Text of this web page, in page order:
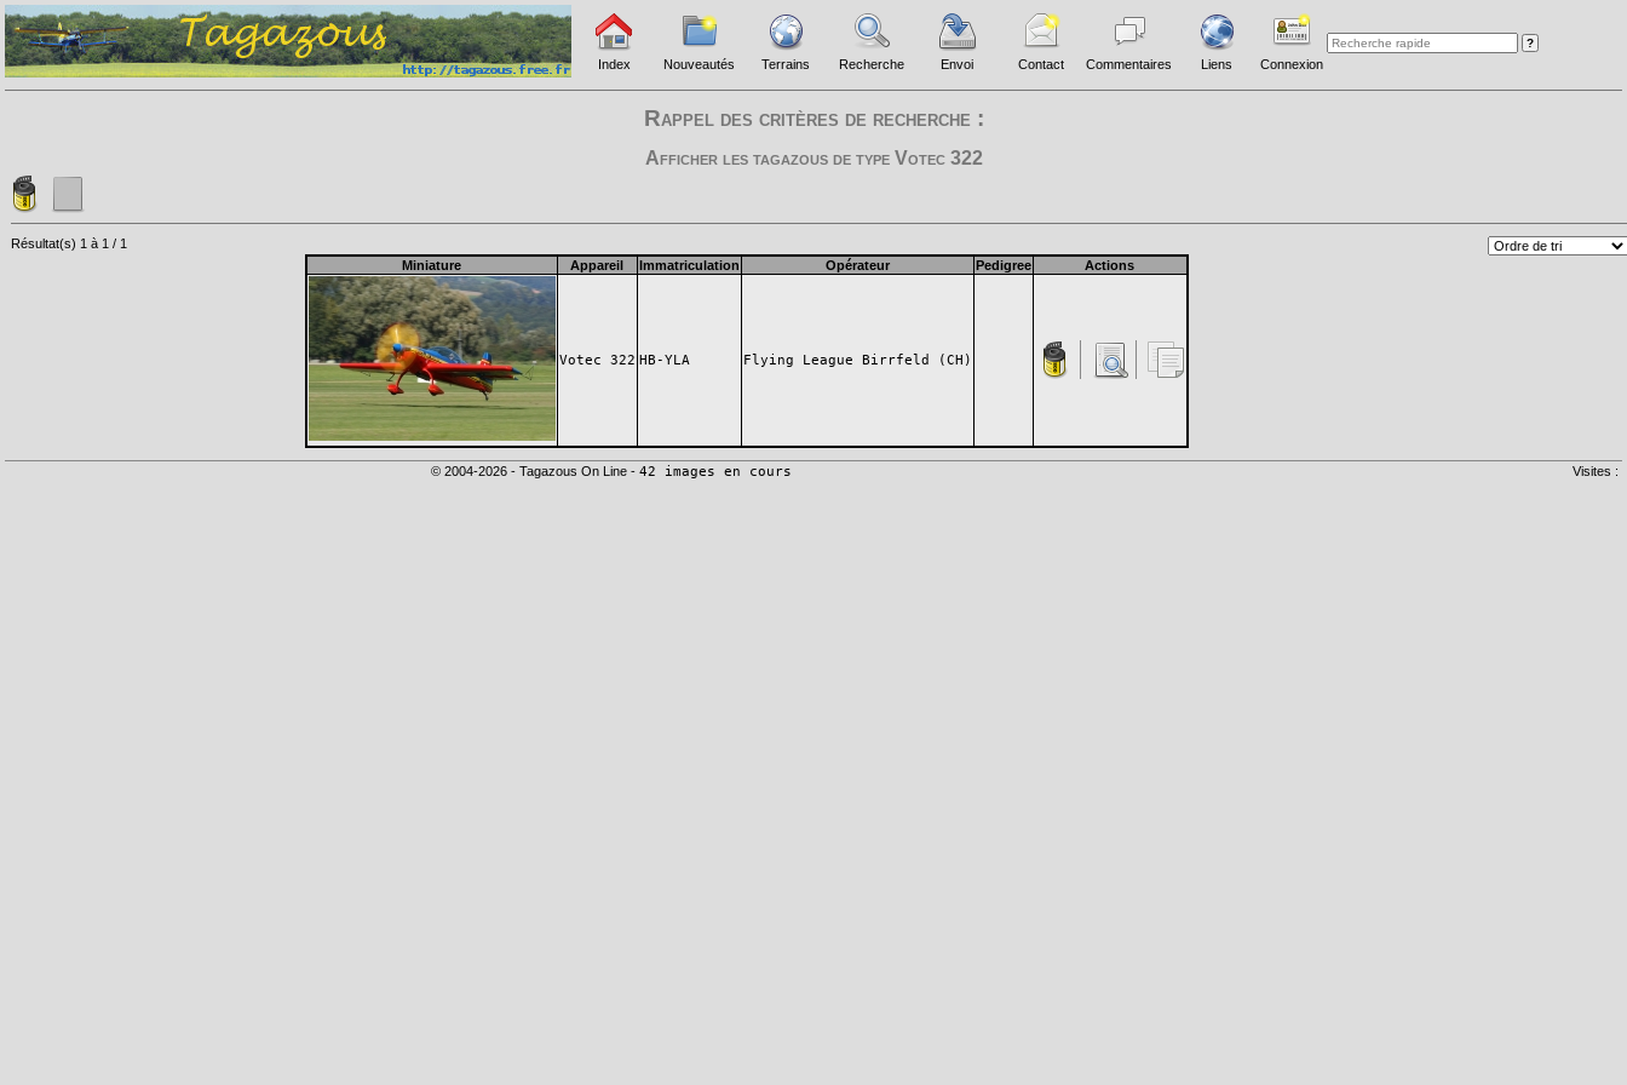
Index Nouveautés Terrains Recherche Envoi Contact Commentaires Liens Connexion
Rappel des critères de recherche :
Afficher les tagazous de type Votec 322
Résultat(s) 1 à 1 / 1
Miniature
Appareil Immatriculation Opérateur Pedigree Actions
Votec 322 HB-YLA Flying League Birrfeld (CH)
© 2004-2026 - Tagazous On Line - 42 images en cours Visites :